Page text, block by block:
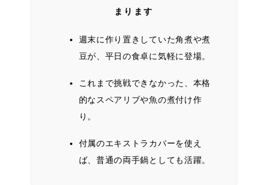
まります
週末に作り置きしていた角煮や煮
豆が、平日の食卓に気軽に登場。
これまで挑戦できなかった、本格
的なスペアリブや魚の煮付け作
り。
付属のエキストラカバーを使え
ば、普通の両手鍋としても活躍。